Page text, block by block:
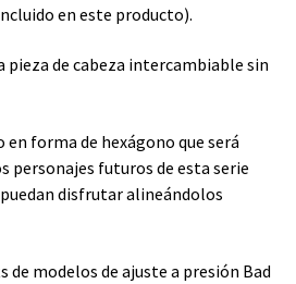
en este producto).
pieza de cabeza intercambiable sin
en forma de hexágono que será
personajes futuros de esta serie
disfrutar alineándolos
de modelos de ajuste a presión Bad